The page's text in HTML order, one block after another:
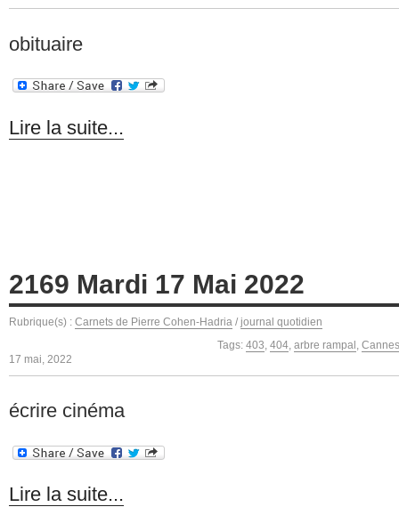
obituaire
Lire la suite...
2169 Mardi 17 Mai 2022
Rubrique(s) : Carnets de Pierre Cohen-Hadria / journal quotidien
Tags: 403, 404, arbre rampal ,
17 mai, 2022
écrire cinéma
Lire la suite...